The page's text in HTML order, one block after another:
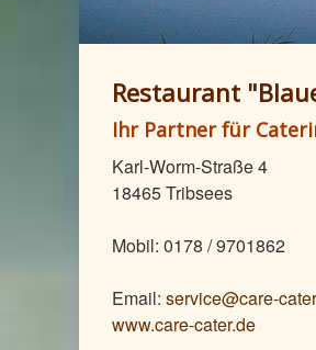
Restaurant
Ihr Partner für
Karl-Worm-Straße 4
18465 Tribsees
Mobil: 0178 / 9701862
Email: service@care-
www.care-cater.de